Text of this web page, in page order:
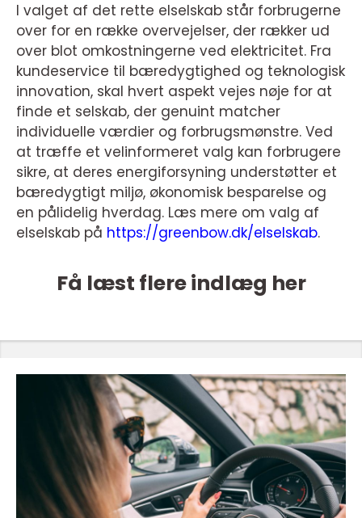
I valget af det rette elselskab står forbrugerne
over for en række overvejelser, der rækker ud
over blot omkostningerne ved elektricitet. Fra
kundeservice til bæredygtighed og teknologisk
innovation, skal hvert aspekt vejes nøje for at
finde et selskab, der genuint matcher
individuelle værdier og forbrugsmønstre. Ved
at træffe et velinformeret valg kan forbrugere
sikre, at deres energiforsyning understøtter et
bæredygtigt miljø, økonomisk besparelse og
en pålidelig hverdag. Læs mere om valg af
elselskab på https://greenbow.dk/elselskab.
Få læst flere indlæg her